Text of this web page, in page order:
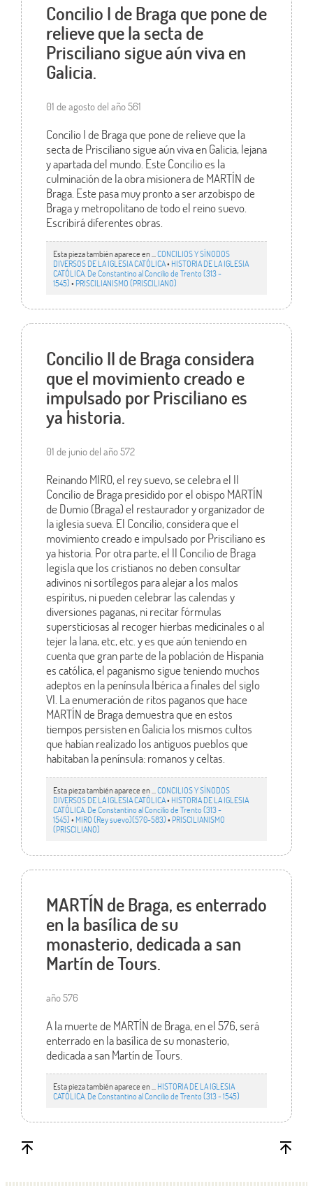
Concilio I de Braga que pone de
relieve que la secta de
Prisciliano sigue aún viva en
Galicia.
01 de agosto del año 561
Concilio I de Braga que pone de relieve que la
secta de Prisciliano sigue aún viva en Galicia, lejana
y apartada del mundo. Este Concilio es la
culminación de la obra misionera de MARTÍN de
Braga. Este pasa muy pronto a ser arzobispo de
Braga y metropolitano de todo el reino suevo.
Escribirá diferentes obras.
Esta pieza también aparece en ... CONCILIOS Y SÍNODOS
DIVERSOS DE LA IGLESIA CATÓLICA• HISTORIA DE LA IGLESIA
CATÓLICA. De Constantino al Concilio de Trento (313 -
1545)• PRISCILIANISMO (PRISCILIANO)
Concilio II de Braga considera
que el movimiento creado e
impulsado por Prisciliano es
ya historia.
01 de junio del año 572
Reinando MIRO, el rey suevo, se celebra el II
Concilio de Braga presidido por el obispo MARTÍN
de Dumio (Braga) el restaurador y organizador de
la iglesia sueva. El Concilio, considera que el
movimiento creado e impulsado por Prisciliano es
ya historia. Por otra parte, el II Concilio de Braga
legisla que los cristianos no deben consultar
adivinos ni sortílegos para alejar a los malos
espíritus, ni pueden celebrar las calendas y
diversiones paganas, ni recitar fórmulas
supersticiosas al recoger hierbas medicinales o al
tejer la lana, etc, etc. y es que aún teniendo en
cuenta que gran parte de la población de Hispania
es católica, el paganismo sigue teniendo muchos
adeptos en la península Ibérica a finales del siglo
VI. La enumeración de ritos paganos que hace
MARTÍN de Braga demuestra que en estos
tiempos persisten en Galicia los mismos cultos
que habían realizado los antiguos pueblos que
habitaban la península: romanos y celtas.
Esta pieza también aparece en ... CONCILIOS Y SÍNODOS
DIVERSOS DE LA IGLESIA CATÓLICA• HISTORIA DE LA IGLESIA
CATÓLICA. De Constantino al Concilio de Trento (313 -
1545)• MIRO (Rey suevo)(570-583)• PRISCILIANISMO
(PRISCILIANO)
MARTÍN de Braga, es enterrado
en la basílica de su
monasterio, dedicada a san
Martín de Tours.
año 576
A la muerte de MARTÍN de Braga, en el 576, será
enterrado en la basílica de su monasterio,
dedicada a san Martín de Tours.
Esta pieza también aparece en ... HISTORIA DE LA IGLESIA
CATÓLICA. De Constantino al Concilio de Trento (313 - 1545)